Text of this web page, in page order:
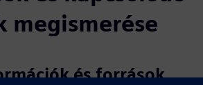
megismerése
és források